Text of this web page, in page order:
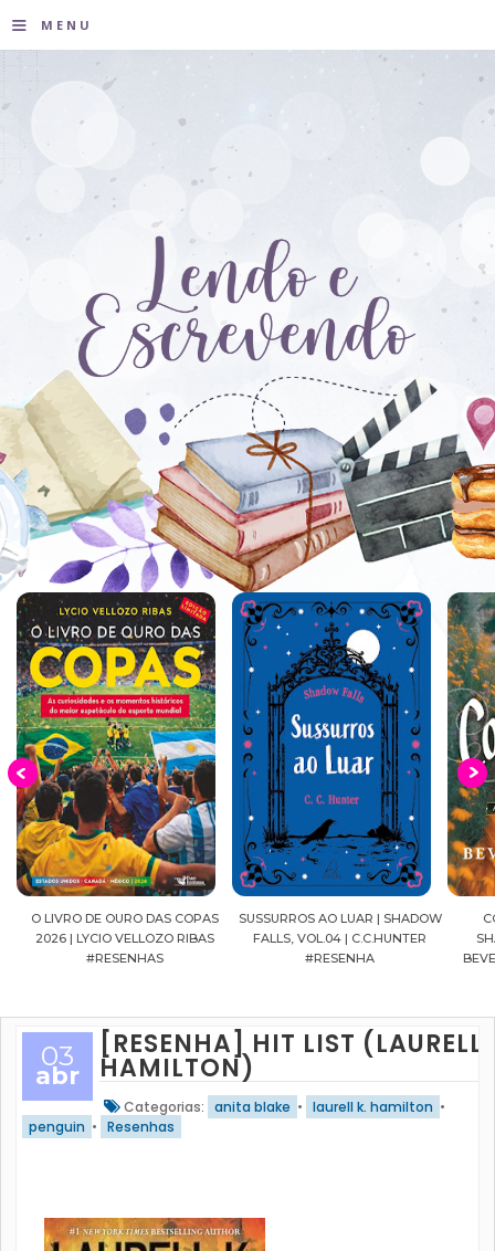
≡ MENU
O LIVRO DE OURO DAS COPAS
2026 | LYCIO VELLOZO RIBAS
#RESENHAS
SUSSURROS AO LUAR | SHADOW
FALLS, VOL.04 | C.C.HUNTER
#RESENHA
03
abr
[RESENHA] HIT LIST (LAURELL
HAMILTON)
Categorias: anita blake • laurell k. hamilton •
penguin • Resenhas